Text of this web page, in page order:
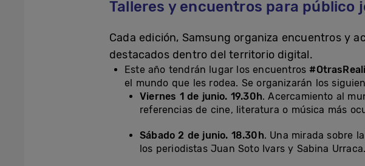
Talleres y encuentros para público
Cada edición, Samsung organiza encuentros y
destacados dentro del territorio digital.
Este año tendrán lugar los encuentros
el mundo que les rodea. Se organizarán los
Viernes 1 de junio. 19.30h. Acercamiento al
referencias de cine, literatura o música más
Sábado 2 de junio. 18.30h. Una mirada sobre
los periodistas Juan Soto Ivars y Sabina Urraca.